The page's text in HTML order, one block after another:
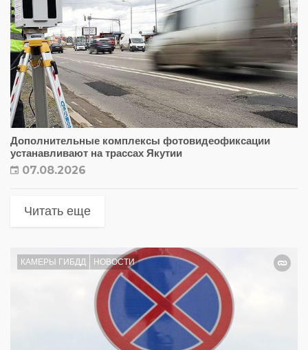
Дополнительные комплексы фотовидеофиксации
устанавливают на трассах Якутии
07.08.2026
Читать еще
КАМЕРЫ ГИБДД НОВОСТИ